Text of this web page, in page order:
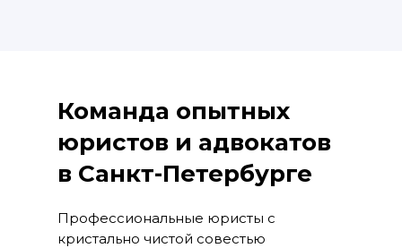
Команда опытных
юристов и адвокатов
в Санкт-Петербурге
Профессиональные юристы с
кристально чистой совестью